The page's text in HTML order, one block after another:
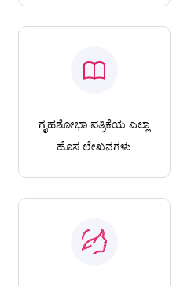
ಗೃಹಶೋಭಾ ಪತ್ರಿಕೆಯ ಎಲ್ಲಾ
ಹೊಸ ಲೇಖನಗಳು